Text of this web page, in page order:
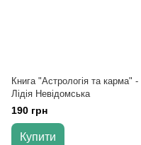
Книга "Астрологія та карма" -
Лідія Невідомська
190 грн
Купити